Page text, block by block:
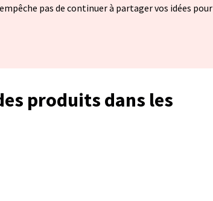
pas de continuer à partager vos idées pour
produits dans les